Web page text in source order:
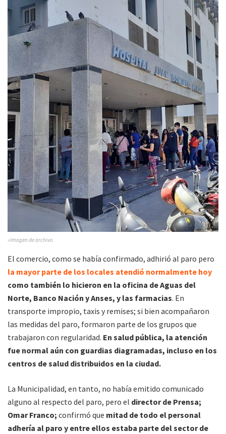
»Imagen de archivo
El comercio, como se había confirmado, adhirió al paro pero
la mayor parte de los locales atendió normalmente hoy
como también lo hicieron en la oficina de Aguas del
Norte, Banco Nación y Anses, y las farmacias. En
transporte impropio, taxis y remises; si bien acompañaron
las medidas del paro, formaron parte de los grupos que
trabajaron con regularidad. En salud pública, la atención
fue normal aún con guardias diagramadas, incluso en los
centros de salud distribuidos en la ciudad.
La Municipalidad, en tanto, no había emitido comunicado
alguno al respecto del paro, pero el director de Prensa;
Omar Franco; confirmó que mitad de todo el personal
adhería al paro y entre ellos estaba parte del sector de